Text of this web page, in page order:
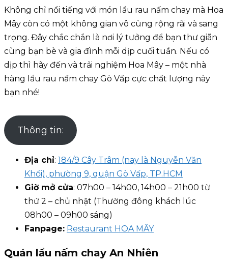
Không chỉ nổi tiếng với món lẩu rau nấm chay mà Hoa
Mây còn có một không gian vô cùng rộng rãi và sang
trọng. Đây chắc chắn là nơi lý tưởng để bạn thư giãn
cùng bạn bè và gia đình mỗi dịp cuối tuần. Nếu có
dịp thì hãy đến và trải nghiệm Hoa Mây – một nhà
hàng lẩu rau nấm chay Gò Vấp cực chất lượng này
bạn nhé!
Thông tin:
Địa chỉ: 184/9 Cây Trâm (nay là Nguyễn Văn
Khối), phường 9, quận Gò Vấp, TP.HCM
Giờ mở cửa: 07h00 – 14h00, 14h00 – 21h00 từ
thứ 2 – chủ nhật (Thường đông khách lúc
08h00 – 09h00 sáng)
Fanpage: Restaurant HOA MÂY
Quán lẩu nấm chay An Nhiên